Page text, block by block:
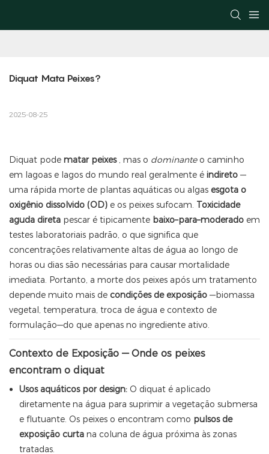
Diquat Mata Peixes?
2025-08-25
Diquat pode matar peixes , mas o dominante o caminho
em lagoas e lagos do mundo real geralmente é indireto —
uma rápida morte de plantas aquáticas ou algas esgota o
oxigênio dissolvido (OD) e os peixes sufocam. Toxicidade
aguda direta pescar é tipicamente baixo–para–moderado em
testes laboratoriais padrão, o que significa que
concentrações relativamente altas de água ao longo de
horas ou dias são necessárias para causar mortalidade
imediata. Portanto, a morte dos peixes após um tratamento
depende muito mais de condições de exposição —biomassa
vegetal, temperatura, troca de água e contexto de
formulação—do que apenas no ingrediente ativo.
Contexto de Exposição — Onde os peixes
encontram o diquat
Usos aquáticos por design: O diquat é aplicado
diretamente na água para suprimir a vegetação submersa
e flutuante. Os peixes o encontram como pulsos de
exposição curta na coluna de água próxima às zonas
tratadas.